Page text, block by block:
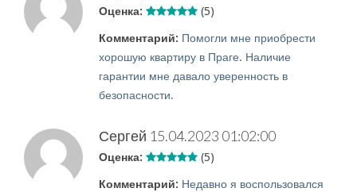
Оценка: (5)
Комментарий: Помогли мне приобрести
хорошую квартиру в Праге. Наличие
гарантии мне давало уверенность в
безопасности.
Сергей 15.04.2023 01:02:00
Оценка: (5)
Комментарий: Недавно я воспользовался